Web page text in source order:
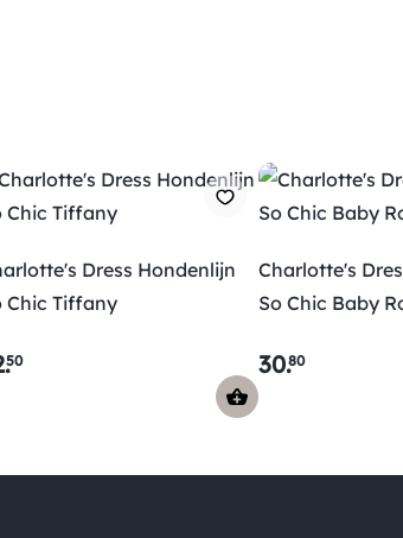
Dress Hondenlijn
Chic Tiffany
.50
Charlotte's
So Chic Baby
30.80